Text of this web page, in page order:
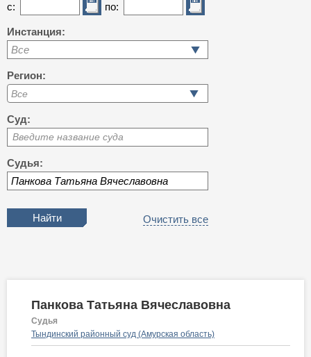
с: по:
Инстанция:
Все
Регион:
Суд:
Введите название суда
Судья:
Очистить все
Панкова Татьяна Вячеславовна
Судья
Тындинский районный суд (Амурская область)